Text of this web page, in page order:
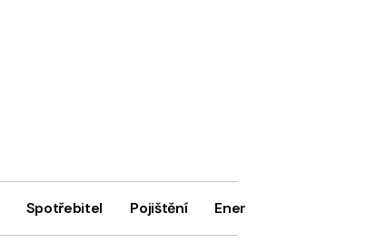
Spotřebitel Pojištění Energie